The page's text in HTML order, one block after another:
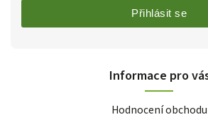
Přihlásit se
Informace pro
Hodnocení obchodu